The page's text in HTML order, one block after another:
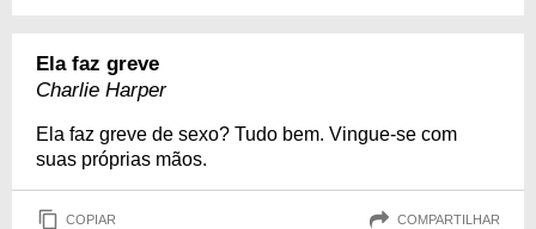
Ela faz greve
Charlie Harper
Ela faz greve de sexo? Tudo bem. Vingue-se com
suas próprias mãos.
COPIAR COMPARTILHAR